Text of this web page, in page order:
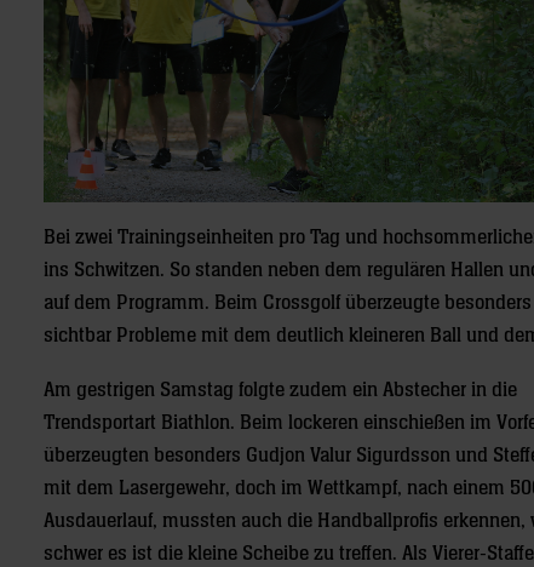
Bei zwei Trainingseinheiten pro Tag und
ins Schwitzen. So standen neben dem regulären Hallen
auf dem Programm. Beim Crossgolf überzeugte
sichtbar Probleme mit dem deutlich kleineren Ball und
Am gestrigen Samstag folgte zudem ein Abstecher in die
Trendsportart Biathlon. Beim lockeren einschießen im
überzeugten besonders Gudjon Valur Sigurdsson und
mit dem Lasergewehr, doch im Wettkampf, nach einem
Ausdauerlauf, mussten auch die Handballprofis erkennen,
schwer es ist die kleine Scheibe zu treffen. Als Vierer-